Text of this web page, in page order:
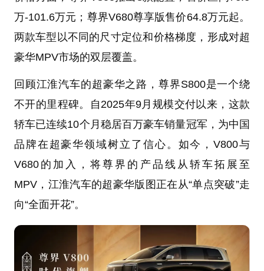
万-101.6万元；尊界V680尊享版售价64.8万元起。
两款车型以不同的尺寸定位和价格梯度，形成对超
豪华MPV市场的双层覆盖。
回顾江淮汽车的超豪华之路，尊界S800是一个绕
不开的里程碑。自2025年9月规模交付以来，这款
轿车已连续10个月稳居百万豪车销量冠军，为中国
品牌在超豪华领域树立了信心。如今，V800与
V680的加入，将尊界的产品线从轿车拓展至
MPV，江淮汽车的超豪华版图正在从“单点突破”走
向“全面开花”。